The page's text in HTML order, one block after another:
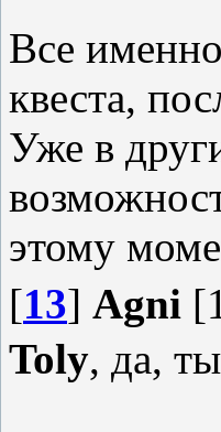
ещё и не
Все
квеста,
Уже в
этому
[13] Agni
Toly, да,